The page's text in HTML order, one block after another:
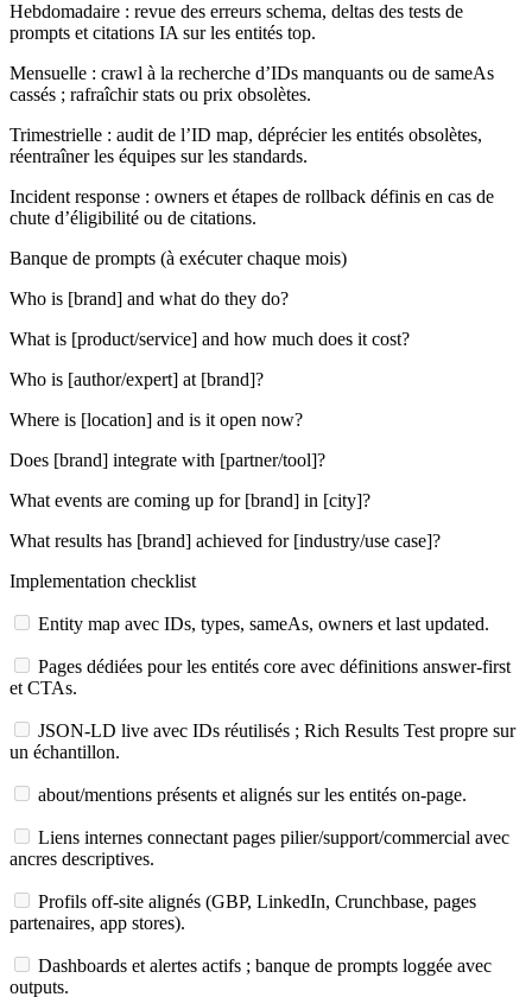
Hebdomadaire : revue des erreurs schema, deltas des tests de
prompts et citations IA sur les entités top.
Mensuelle : crawl à la recherche d’IDs manquants ou de sameAs
cassés ; rafraîchir stats ou prix obsolètes.
Trimestrielle : audit de l’ID map, déprécier les entités obsolètes,
réentraîner les équipes sur les standards.
Incident response : owners et étapes de rollback définis en cas de
chute d’éligibilité ou de citations.
Banque de prompts (à exécuter chaque mois)
Who is [brand] and what do they do?
What is [product/service] and how much does it cost?
Who is [author/expert] at [brand]?
Where is [location] and is it open now?
Does [brand] integrate with [partner/tool]?
What events are coming up for [brand] in [city]?
What results has [brand] achieved for [industry/use case]?
Implementation checklist
Entity map avec IDs, types, sameAs, owners et last updated.
Pages dédiées pour les entités core avec définitions answer-first
et CTAs.
JSON-LD live avec IDs réutilisés ; Rich Results Test propre sur
un échantillon.
about/mentions présents et alignés sur les entités on-page.
Liens internes connectant pages pilier/support/commercial avec
ancres descriptives.
Profils off-site alignés (GBP, LinkedIn, Crunchbase, pages
partenaires, app stores).
Dashboards et alertes actifs ; banque de prompts loggée avec
outputs.